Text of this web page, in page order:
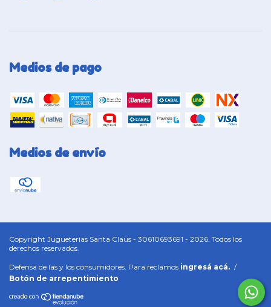
Medios de pago
Medios de envío
Copyright Jugueterias Santa Claus - 30610693691 - 2026. Todos los
derechos reservados.
Defensa de las y los consumidores. Para reclamos ingresá acá. /
Botón de arrepentimiento